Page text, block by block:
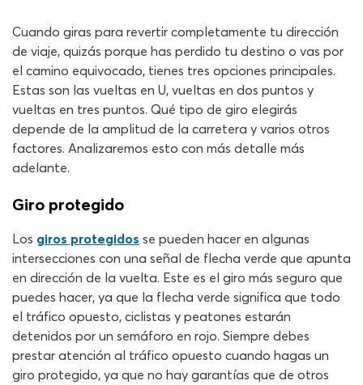
Cuando giras para revertir completamente tu dirección
de viaje, quizás porque has perdido tu destino o vas por
el camino equivocado, tienes tres opciones principales.
Estas son las vueltas en U, vueltas en dos puntos y
vueltas en tres puntos. Qué tipo de giro elegirás
depende de la amplitud de la carretera y varios otros
factores. Analizaremos esto con más detalle más
adelante.
Giro protegido
Los giros protegidos se pueden hacer en algunas
intersecciones con una señal de flecha verde que apunta
en dirección de la vuelta. Este es el giro más seguro que
puedes hacer, ya que la flecha verde significa que todo
el tráfico opuesto, ciclistas y peatones estarán
detenidos por un semáforo en rojo. Siempre debes
prestar atención al tráfico opuesto cuando hagas un
giro protegido, ya que no hay garantías que de otros